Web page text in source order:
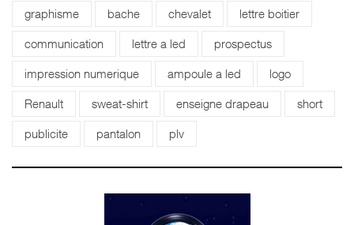
graphisme bache chevalet lettre boitier
communication lettre a led prospectus
impression numerique ampoule a led logo
Renault sweat-shirt enseigne drapeau short
publicite pantalon plv